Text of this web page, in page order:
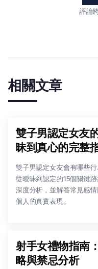
評論
相關文章
雙子男認定女友
昧到真心的完整
雙子男認定女友會有哪些
從曖昧到認定的15個關鍵
深度分析，並解答常見感
個人的真實表現。
射手女禮物指南
略與禁忌分析